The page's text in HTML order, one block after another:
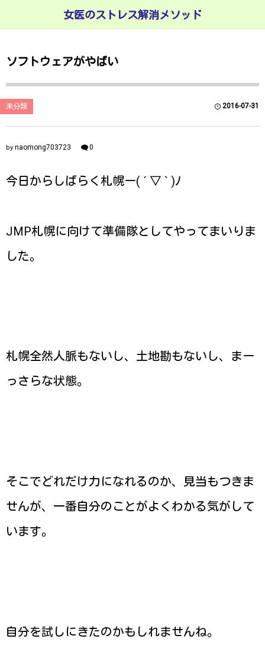
女医のストレス解消メソッド
ソフトウェアがやばい
未分類 2016-07-31
by naomong703723 0
今日からしばらく札幌ー( ´ ▽ ` )ﾉ
JMP札幌に向けて準備隊としてやってまいりま
した。
札幌全然人脈もないし、土地勘もないし、まー
っさらな状態。
そこでどれだけ力になれるのか、見当もつきま
せんが、一番自分のことがよくわかる気がして
います。
自分を試しにきたのかもしれませんね。